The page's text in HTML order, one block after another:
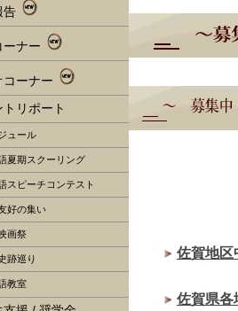
佐賀地区
佐賀県各